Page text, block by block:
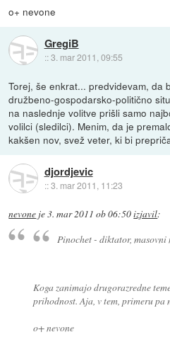
o+ nevone
GregiB
::3. mar 2011, 09:55
Torej, še enkrat... predvidevam, da
družbeno-gospodarsko-politično
na naslednje volitve prišli samo
volilci (sledilci). Menim, da je
kakšen nov, svež veter, ki bi
djordjevic
::3. mar 2011, 11:23
nevone je3. mar 2011 ob 06:50izjavil:
Pinochet - diktator, masovni
Koga zanimajo drugorazredne
prihodnost. Aja, v tem, primeru pa
o+ nevone